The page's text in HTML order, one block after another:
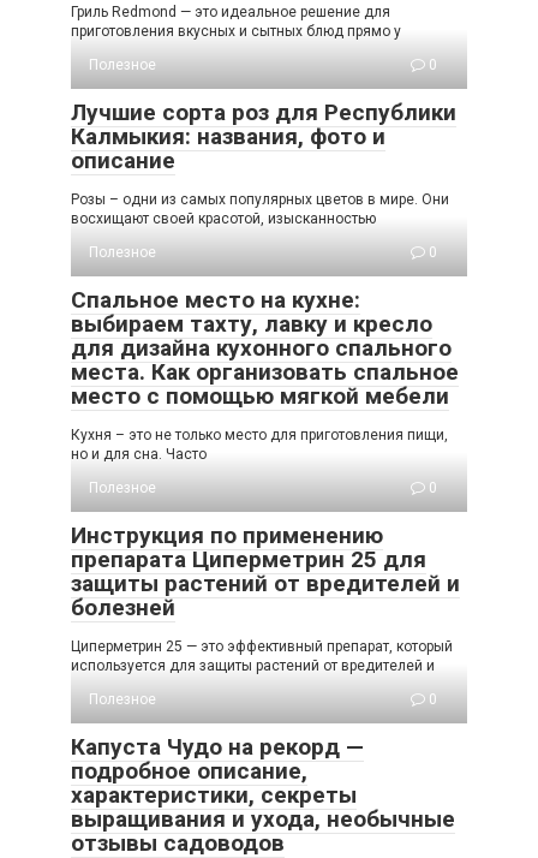
Гриль Redmond — это идеальное решение для
приготовления вкусных и сытных блюд прямо у
Полезное
0
Лучшие сорта роз для Республики
Калмыкия: названия, фото и
описание
Розы – одни из самых популярных цветов в мире. Они
восхищают своей красотой, изысканностью
Полезное
0
Спальное место на кухне:
выбираем тахту, лавку и кресло
для дизайна кухонного спального
места. Как организовать спальное
место с помощью мягкой мебели
Кухня – это не только место для приготовления пищи,
но и для сна. Часто
Полезное
0
Инструкция по применению
препарата Циперметрин 25 для
защиты растений от вредителей и
болезней
Циперметрин 25 — это эффективный препарат, который
используется для защиты растений от вредителей и
Полезное
0
Капуста Чудо на рекорд —
подробное описание,
характеристики, секреты
выращивания и ухода, необычные
отзывы садоводов